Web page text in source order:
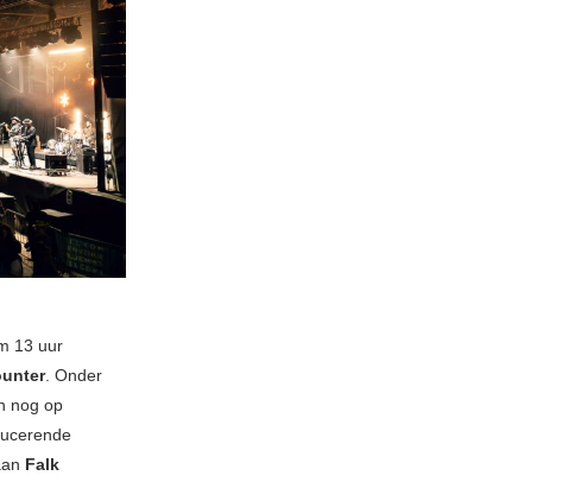
13 uur
. Onder
nog op
Falk